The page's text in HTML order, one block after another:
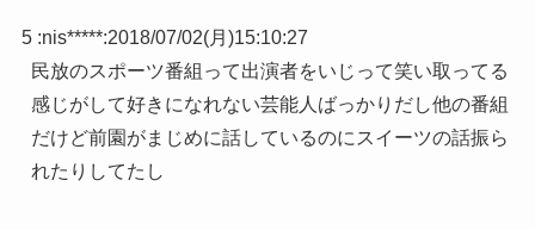
5 :nis*****:2018/07/02(月)15:10:27
民放のスポーツ番組って出演者をいじって笑い取ってる
感じがして好きになれない芸能人ばっかりだし他の番組
だけど前園がまじめに話しているのにスイーツの話振ら
れたりしてたし